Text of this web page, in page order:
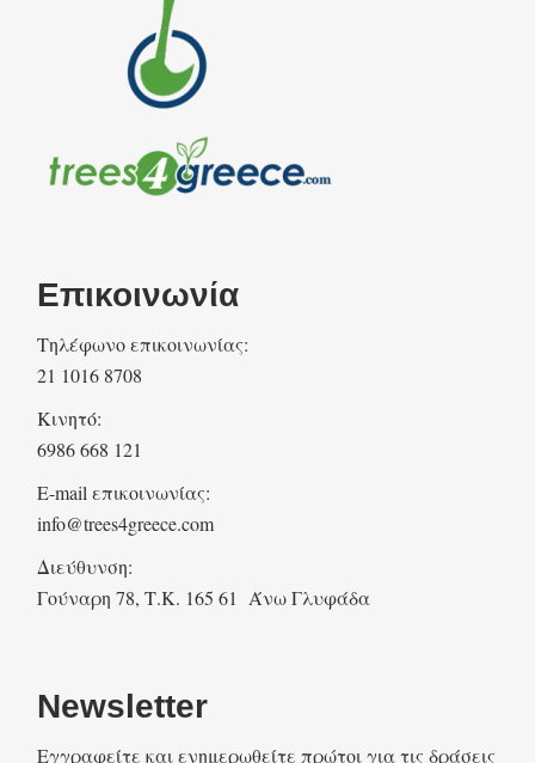
Επικοινωνία
Τηλέφωνο επικοινωνίας:
21 1016 8708
Κινητό:
6986 668 121
E-mail επικοινωνίας:
info@trees4greece.com
Διεύθυνση:
Γούναρη 78, Τ.Κ. 165 61 Άνω Γλυφάδα
Newsletter
Eγγραφείτε και ενημερωθείτε πρώτοι για τις δράσεις